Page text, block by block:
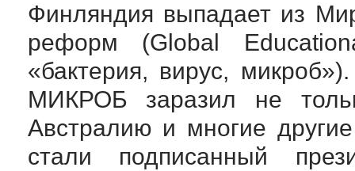
Финляндия выпадает из
реформ (Global
«бактерия, вирус,
МИКРОБ заразил не
Австралию и многие
стали подписанный